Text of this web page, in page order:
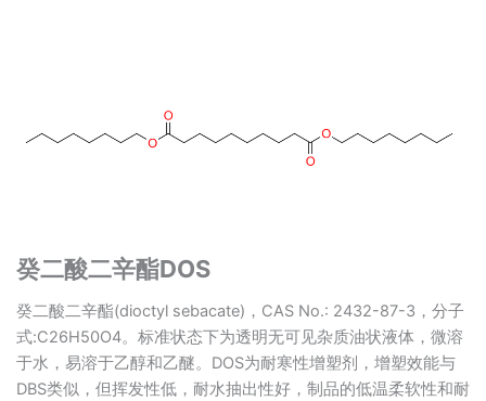
癸二酸二辛酯DOS
癸二酸二辛酯(dioctyl sebacate)，CAS No.: 2432-87-3，分子
式:C26H50O4。标准状态下为透明无可见杂质油状液体，微溶
于水，易溶于乙醇和乙醚。DOS为耐寒性增塑剂，增塑效能与
DBS类似，但挥发性低，耐水抽出性好，制品的低温柔软性和耐